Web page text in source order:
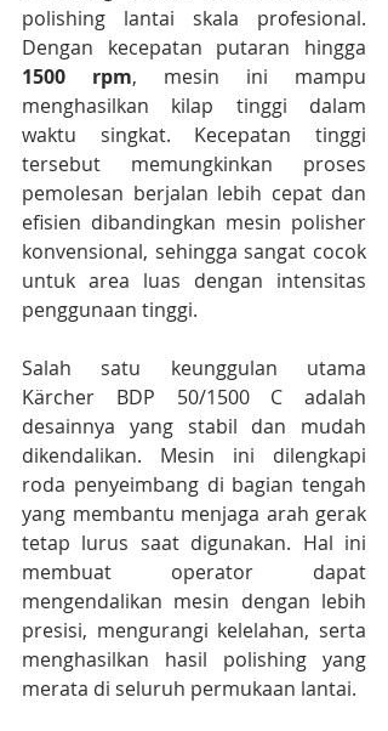
polishing lantai skala profesional.
1500 rpm, mesin ini mampu
menghasilkan kilap tinggi dalam
waktu singkat. Kecepatan tinggi
tersebut memungkinkan proses
pemolesan berjalan lebih cepat dan
efisien dibandingkan mesin polisher
konvensional, sehingga sangat cocok
untuk area luas dengan intensitas
penggunaan tinggi.
Salah satu keunggulan utama
Kärcher BDP 50/1500 C adalah
desainnya yang stabil dan mudah
dikendalikan. Mesin ini dilengkapi
roda penyeimbang di bagian tengah
yang membantu menjaga arah gerak
tetap lurus saat digunakan. Hal ini
membuat operator dapat
mengendalikan mesin dengan lebih
presisi, mengurangi kelelahan, serta
menghasilkan hasil polishing yang
merata di seluruh permukaan lantai.